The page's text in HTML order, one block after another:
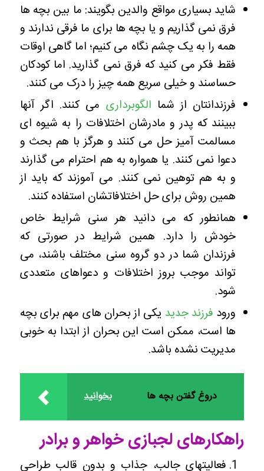
شاید بسیاری مواقع والدین بگویند: ما بین بچه ها
فرق نمی گذاریم و یا بچه ها برای ما فرقی ندارند و
همه را به یک چشم نگاه می کنیم؛ اما گاهی اوقات
فقط فکر می کنید که فرق نمی گذارید. اما کودکان
حساسند و خیلی سریع همه چیز را درک می کنند.
فرزندانتان از شما الگوبرداری می کنند. اگر آنها
ببینند که پدر و مادرشان اختلافات را به شیوه ای
مسالمت آمیز حل می کنند و هرگز با هم بحث و
دعوا نمی کنند. یا همواره به هم احترام می گذارند
و به هم توهین نمی کنند. می آموزند که باید از
همین روش برای حل اختلافاتشان استفاده کنند.
همانطور که می دانید هر سنی شرایط خاص
خودش را دارد. همین شرایط در صورتی که
فرزندان شما در دو گروه سنی مختلف باشند، می
تواند موجب بروز اختلافات و دعواهای متعددی
شود.
ورود فرزند جدید یکی از بحران های مهم برای بچه
ها است، ممکن است این بحران از ابتدا به خوبی
مدیریت نشده باشد.
بخوانید دروغ گفتن بچه ها
راهکارهای لجبازی خواهر و برادر
فعالیتهای جالب، جذاب و بدون قالب طراحی